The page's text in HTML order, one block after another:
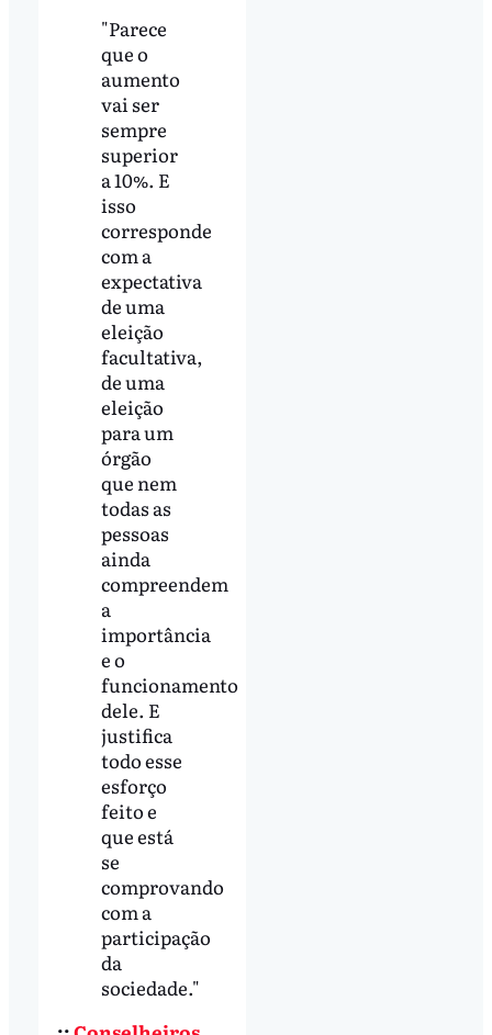
"Parece
que o
aumento
vai ser
sempre
superior
a 10%. E
isso
corresponde
com a
expectativa
de uma
eleição
facultativa,
de uma
eleição
para um
órgão
que nem
todas as
pessoas
ainda
compreendem
a
importância
e o
funcionamento
dele. E
justifica
todo esse
esforço
feito e
que está
se
comprovando
com a
participação
da
sociedade."